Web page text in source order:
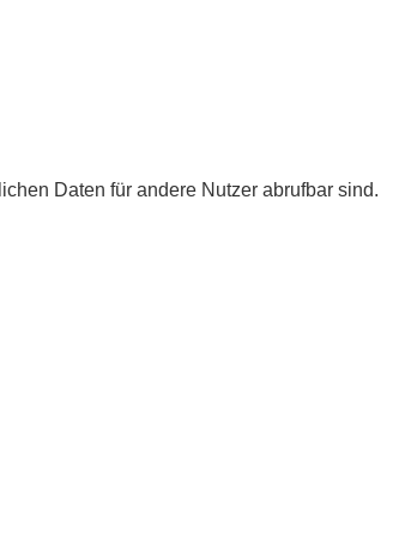
Daten für andere Nutzer abrufbar sind.